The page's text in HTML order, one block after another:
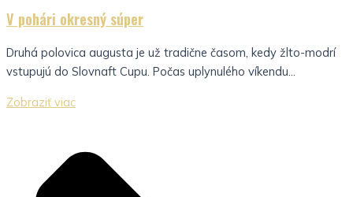
V pohári okresný súper
Druhá polovica augusta je už tradične časom, kedy žlto-modrí
vstupujú do Slovnaft Cupu. Počas uplynulého víkendu...
Zobraziť viac